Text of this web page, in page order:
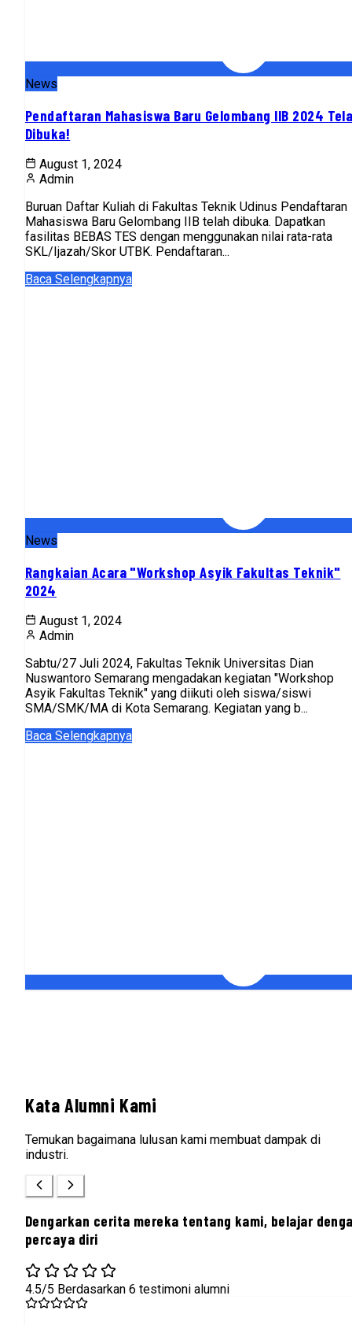
News
Pendaftaran Mahasiswa Baru Gelombang IIB 2024
Dibuka!
August 1, 2024
Admin
Buruan Daftar Kuliah di Fakultas Teknik Udinus Pendaftaran
Mahasiswa Baru Gelombang IIB telah dibuka. Dapatkan
fasilitas BEBAS TES dengan menggunakan nilai rata-rata
SKL/Ijazah/Skor UTBK. Pendaftaran...
Baca Selengkapnya
News
Rangkaian Acara "Workshop Asyik Fakultas Teknik"
2024
August 1, 2024
Admin
Sabtu/27 Juli 2024, Fakultas Teknik Universitas Dian
Nuswantoro Semarang mengadakan kegiatan "Workshop
Asyik Fakultas Teknik" yang diikuti oleh siswa/siswi
SMA/SMK/MA di Kota Semarang. Kegiatan yang b...
Baca Selengkapnya
Kata Alumni Kami
Temukan bagaimana lulusan kami membuat dampak di
industri.
Dengarkan cerita mereka tentang kami, belajar
percaya diri
4.5/5 Berdasarkan 6 testimoni alumni